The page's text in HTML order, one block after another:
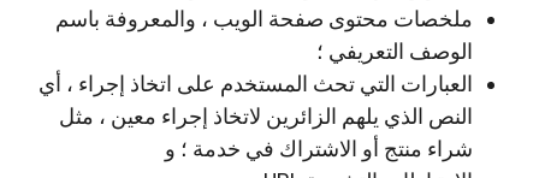
ملخصات محتوى صفحة الويب ، والمعروفة باسم
الوصف التعريفي ؛
العبارات التي تحث المستخدم على اتخاذ إجراء ، أي
النص الذي يلهم الزائرين لاتخاذ إجراء معين ، مثل
شراء منتج أو الاشتراك في خدمة ؛ و